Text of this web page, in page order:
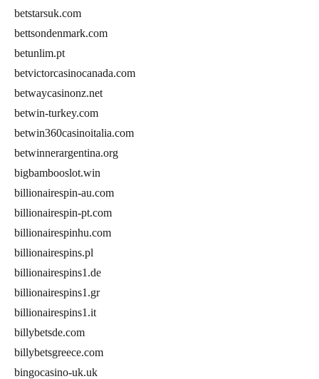
betstarsuk.com
bettsondenmark.com
betunlim.pt
betvictorcasinocanada.com
betwaycasinonz.net
betwin-turkey.com
betwin360casinoitalia.com
betwinnerargentina.org
bigbambooslot.win
billionairespin-au.com
billionairespin-pt.com
billionairespinhu.com
billionairespins.pl
billionairespins1.de
billionairespins1.gr
billionairespins1.it
billybetsde.com
billybetsgreece.com
bingocasino-uk.uk